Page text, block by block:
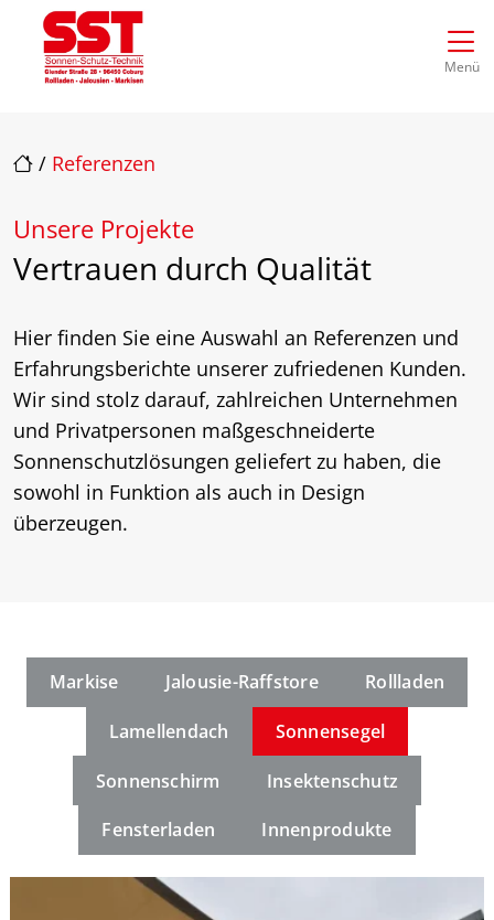
zur Top-Navigation
zur Hauptnavigation
Inhalt springen
zum Footer
Hauptnavigation
Menü
/ Referenzen
Unsere Projekte
Vertrauen durch Qualität
Hier finden Sie eine Auswahl an Referenzen und
Erfahrungsberichte unserer zufriedenen Kunden.
Wir sind stolz darauf, zahlreichen Unternehmen
und Privatpersonen maßgeschneiderte
Sonnenschutzlösungen geliefert zu haben, die
sowohl in Funktion als auch in Design
überzeugen.
Markise Jalousie-Raffstore Rollladen
Lamellendach Sonnensegel
Sonnenschirm Insektenschutz
Fensterladen Innenprodukte